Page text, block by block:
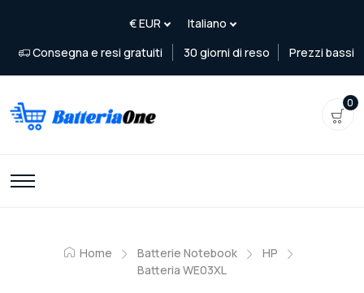
Consegna e resi gratuiti 30 giorni di reso Prezzi bassi
0
Home Batterie Notebook
HP
Batteria WE03XL